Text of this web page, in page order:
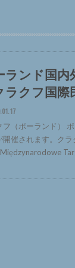
ランド国内
ラクフ国際
フ（ポーランド）
開催されます。ク